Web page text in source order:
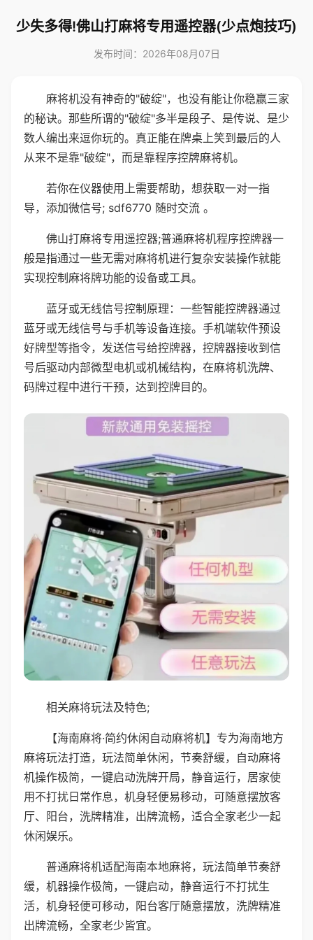
少失多得!佛山打麻将专用遥控器(少点炮技巧)
发布时间：2026年08月07日
麻将机没有神奇的"破绽"，也没有能让你稳赢三家
的秘诀。那些所谓的"破绽"多半是段子、是传说、是少
数人编出来逗你玩的。真正能在牌桌上笑到最后的人
从来不是靠"破绽"，而是靠程序控牌麻将机。
若你在仪器使用上需要帮助，想获取一对一指
导，添加微信号; sdf6770 随时交流 。
佛山打麻将专用遥控器;普通麻将机程序控牌器一
般是指通过一些无需对麻将机进行复杂安装操作就能
实现控制麻将牌功能的设备或工具。
蓝牙或无线信号控制原理：一些智能控牌器通过
蓝牙或无线信号与手机等设备连接。手机端软件预设
好牌型等指令，发送信号给控牌器，控牌器接收到信
号后驱动内部微型电机或机械结构，在麻将机洗牌、
码牌过程中进行干预，达到控牌目的。
相关麻将玩法及特色;
【海南麻将·简约休闲自动麻将机】专为海南地方
麻将玩法打造，玩法简单休闲，节奏舒缓，自动麻将
机操作极简，一键启动洗牌开局，静音运行，居家使
用不打扰日常作息，机身轻便易移动，可随意摆放客
厅、阳台，洗牌精准，出牌流畅，适合全家老少一起
休闲娱乐。
普通麻将机适配海南本地麻将，玩法简单节奏舒
缓，机器操作极简，一键启动，静音运行不打扰生
活，机身轻便可移动，阳台客厅随意摆放，洗牌精准
出牌流畅，全家老少皆宜。